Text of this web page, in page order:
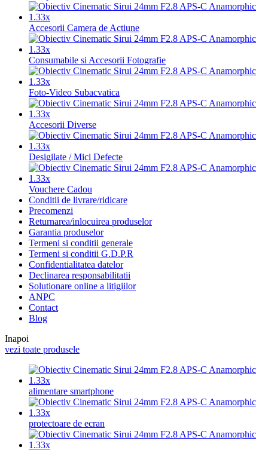
Accesorii Camera de Actiune
Consumabile si Accesorii Fotografie
Foto-Video Subacvatica
Accesorii Diverse
Desigilate / Mici Defecte
Vouchere Cadou
Conditii de livrare/ridicare
Precomenzi
Returnarea/inlocuirea produselor
Garantia produselor
Termeni si conditii generale
Termeni si conditii G.D.P.R
Confidentialitatea datelor
Declinarea responsabilitatii
Solutionare online a litigiilor
ANPC
Contact
Blog
Inapoi
vezi toate produsele
alimentare smartphone
protectoare de ecran